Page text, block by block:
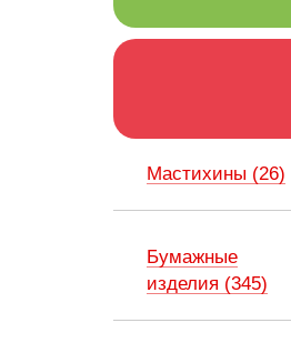
Мастихины (26)
Бумажные
изделия (345)